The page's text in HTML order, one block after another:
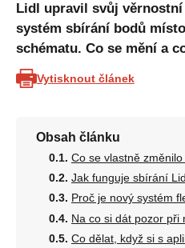
Lidl upravil svůj
systém sbírání bodů
schématu. Co se mění a
Vytisknout článek
Obsah článku
Co se vlastně
Jak funguje sbírání
Proč je nový systém
Na co si dát pozor při
Co dělat, když si s